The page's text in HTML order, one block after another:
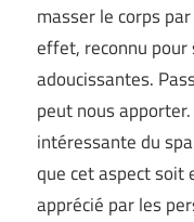
masser le corps
effet, reconnu
adoucissantes.
peut nous
intéressante du
que cet aspect soit
apprécié par les